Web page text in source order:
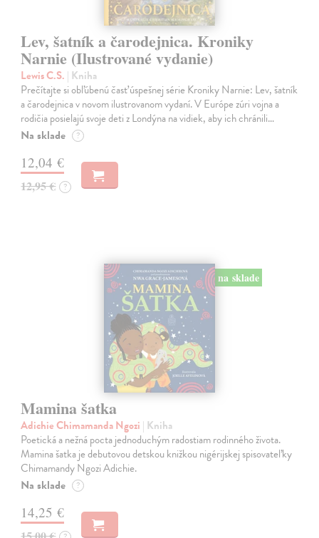
Lev, šatník a čarodejnica. Kroniky
Narnie (Ilustrované vydanie)
Lewis C.S. | Kniha
Prečítajte si obľúbenú časť úspešnej série Kroniky Narnie: Lev, šatník
a čarodejnica v novom ilustrovanom vydaní. V Európe zúri vojna a
rodičia posielajú svoje deti z Londýna na vidiek, aby ich chránili…
Na sklade ?
12,04 €
12,95 € ?
na sklade
Mamina šatka
Adichie Chimamanda Ngozi | Kniha
Poetická a nežná pocta jednoduchým radostiam rodinného života.
Mamina šatka je debutovou detskou knižkou nigérijskej spisovateľky
Chimamandy Ngozi Adichie.
Na sklade ?
14,25 €